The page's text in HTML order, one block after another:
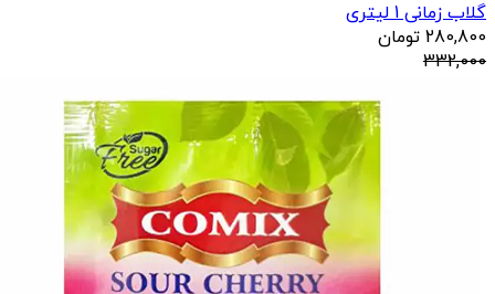
گلاب زمانی 1 لیتری
280,800 تومان
332,000